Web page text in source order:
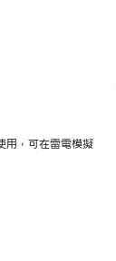
用，可在雷電模擬